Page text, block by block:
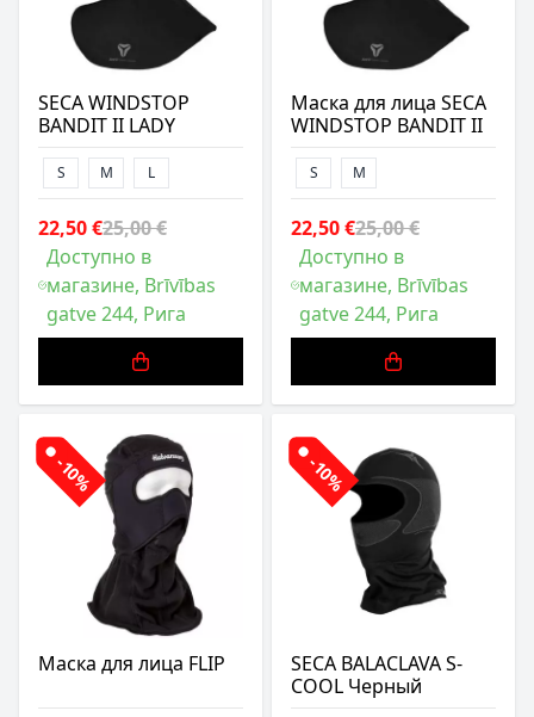
SECA WINDSTOP
BANDIT II LADY
S M L
22,50 €25,00 €
Доступно в
магазине, Brīvības
gatve 244, Рига
Маска для лица SECA
WINDSTOP BANDIT II
S M
22,50 €25,00 €
Доступно в
магазине, Brīvības
gatve 244, Рига
-10%
Маска для лица FLIP
-10%
SECA BALACLAVA S-
COOL Черный